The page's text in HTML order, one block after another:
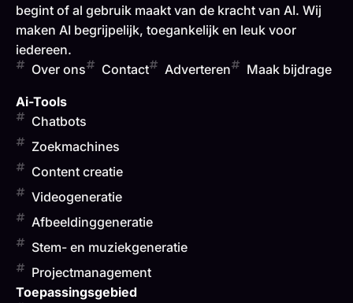
begint of al gebruik maakt van de kracht van AI. Wij
maken AI begrijpelijk, toegankelijk en leuk voor
iedereen.
Over ons
Contact Adverteren Maak bijdrage
Ai-Tools
Chatbots
Zoekmachines
Content creatie
Videogeneratie
Afbeeldinggeneratie
Stem- en muziekgeneratie
Projectmanagement
Toepassingsgebied